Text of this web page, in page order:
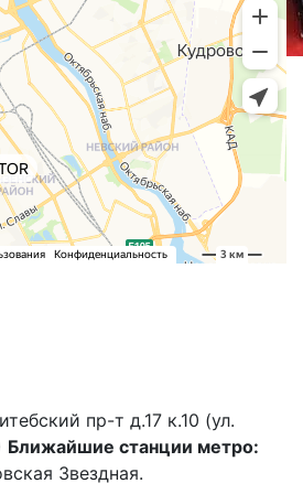
пр-т д.17 к.10 (ул.
Ближайшие станции метро:
Звездная.